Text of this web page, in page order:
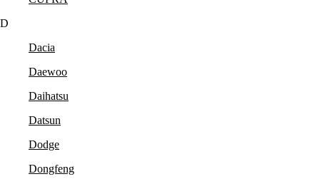
D
Dacia
Daewoo
Daihatsu
Datsun
Dodge
Dongfeng